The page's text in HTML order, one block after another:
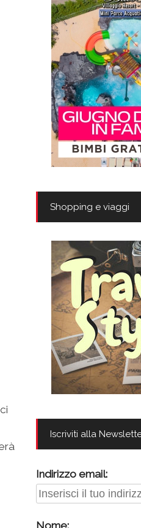
Shopping e viaggi
Iscriviti alla
Indirizzo email: